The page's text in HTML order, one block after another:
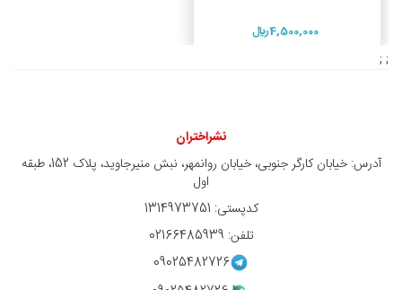
4,500,000 ريال
; ;
نشراختران
آدرس: خیابان کارگر جنوبی، خیابان روانمهر، نبش منیرجاوید، پلاک 152، طبقه
اول
کدپستی: 1314973751
تلفن: 02166485939
09025482726